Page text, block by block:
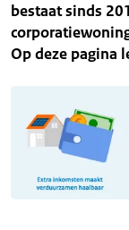
bestaat sinds
Op deze pagina